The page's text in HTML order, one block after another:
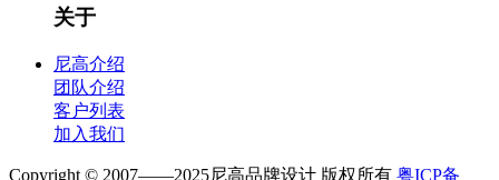
关于
尼高介绍
团队介绍
客户列表
加入我们
Copyright © 2007——2025尼高品牌设计 版权所有 粤ICP备